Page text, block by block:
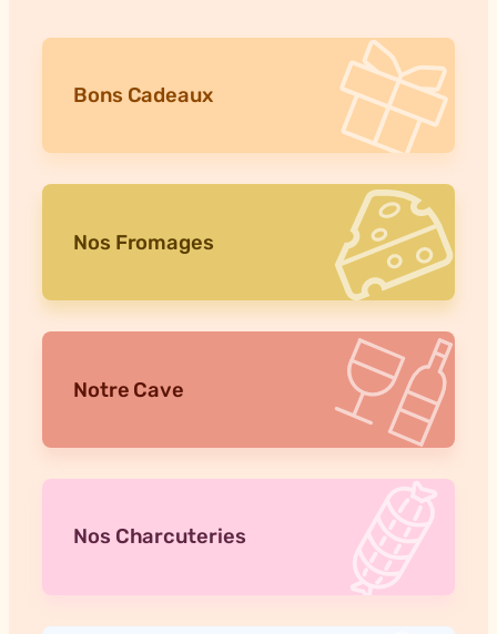
Bons Cadeaux
Nos Fromages
Notre Cave
Nos Charcuteries